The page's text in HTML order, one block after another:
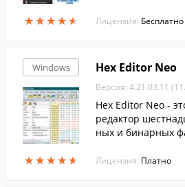
★★★★★
★★★★★ Лицензия: Бесплатно
Windows
★★★★★
★★★★★
Hex Editor Neo
Версия: 4.21.03.11
Hex Editor Neo -
редактор
ных и бинарных
Лицензия: Платно